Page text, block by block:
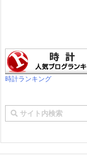
時計ランキング